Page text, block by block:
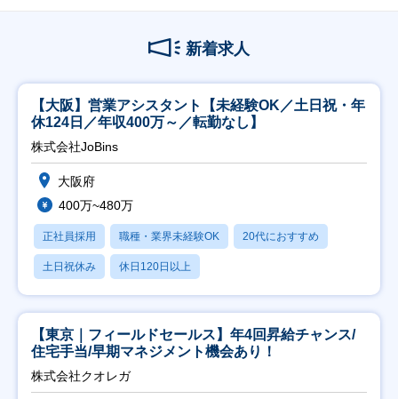
新着求人
【大阪】営業アシスタント【未経験OK／土日祝・年
休124日／年収400万～／転勤なし】
株式会社JoBins
大阪府
400万~480万
正社員採用 職種・業界未経験OK 20代におすすめ
土日祝休み 休日120日以上
【東京｜フィールドセールス】年4回昇給チャンス/
住宅手当/早期マネジメント機会あり！
株式会社クオレガ